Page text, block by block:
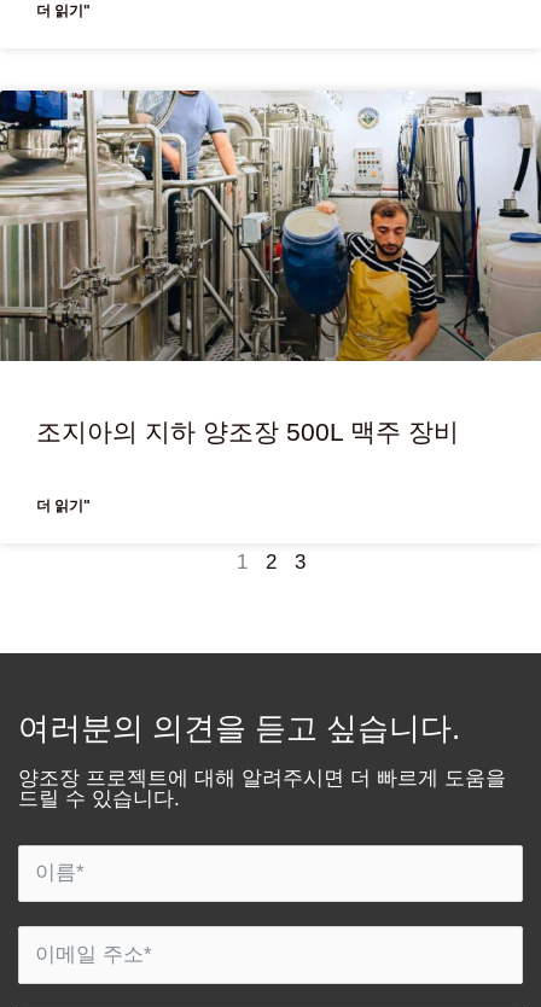
더 읽기"
조지아의 지하 양조장 500L 맥주 장비
더 읽기"
1 2 3
여러분의 의견을 듣고 싶습니다.
양조장 프로젝트에 대해 알려주시면 더 빠르게 도움을
드릴 수 있습니다.